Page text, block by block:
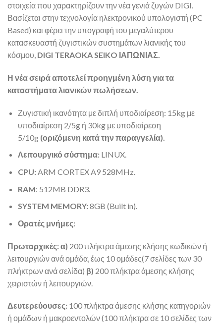
στοιχεία που χαρακτηρίζουν την νέα γενιά ζυγών DIGI.
Βασίζεται στην τεχνολογία ηλεκτρονικού υπολογιστή (PC
Based) και φέρει την υπογραφή του μεγαλύτερου
κατασκευαστή ζυγιστικών συστημάτων λιανικής του
κόσμου, DIGI TERAOKA SEIKO ΙΑΠΩΝΙΑΣ.
Η νέα σειρά αποτελεί προηγμένη λύση για τα
καταστήματα λιανικών πωλήσεων.
Ζυγιστική ικανότητα με διπλή υποδιαίρεση: 15kg με
υποδιαίρεση 2/5g ή 30kg με υποδιαίρεση
5/10g(οριζόμενη κατά την παραγγελία).
Λειτουργικό σύστημα:LINUX.
CPU:ARM CORTEX A9 528MHz.
RAM: 512MB DDR3.
SYSTEM MEMORY:8GB (Built in).
Ορατές μνήμες:
Πρωταρχικές: α) 200 πλήκτρα άμεσης κλήσης κωδικών ή
λειτουργιών ανά ομάδα, έως 10 ομάδες(7 σελίδες των 30
πλήκτρων ανά σελίδα) β) 200 πλήκτρα άμεσης κλήσης
χειριστών ή λειτουργιών.
Δευτερεύουσες: 100 πλήκτρα άμεσης κλήσης κατηγοριών
ή ομάδων ή μακροεντολών (100 πλήκτρα σε 10 σελίδες των